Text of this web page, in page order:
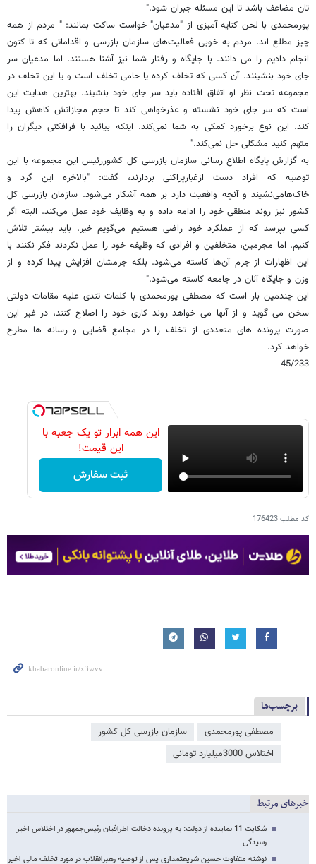
تان مضاعف باشد تا این مسئله جبران شود."
پورمحمدی با لحن کنایه آمیزی از "مدعیان" خواست ساکت بمانند: " مردم از همه
چیز مطلع اند. مردم به خوبی فعالیت‌های سازمان بازرسی و اقداماتی که تا کنون
انجام دادیم را می دانند. با جایگاه و رفتار شما نیز آشنا هستند. اما مدعیان سر
جای خود بنشینند. آن کسی که تخلف کرده یا حامی تخلف است و یا این تخلف در
مجموعه تحت نظر او اتفاق افتاده باید سر جای خود بنشیند. بهترین هدایت این
است که سر جای خود نشسته و عذرخواهی کند تا حجم مجازاتش کاهش پیدا
کند. این نوع برخورد کمکی به شما نمی‌کند. اینکه بیائید با فرافکنی دیگران را
متهم کنید مشکلی حل نمی‌کند."
به گزارش پایگاه اطلاع رسانی سازمان بازرسی کل کشوررئیس این مجموعه با این
توصیه که افراد دست ازغبارپراکنی بردارند، گفت: "بالاخره این گرد و
خاک‌هامی‌نشیند و آنچه واقعیت دارد بر همه آشکار می‌شود. سازمان بازرسی کل
کشور نیز روند منطقی خود را ادامه داده و به وظایف خود عمل می‌کند. البته اگر
کسی بپرسد که از عملکرد خود راضی هستیم می‌گویم خیر. باید بیشتر تلاش
کنیم. اما مجرمین، متخلفین و افرادی که وظیفه خود را عمل نکردند فکر نکنند با
این اظهارات از جرم آن‌ها کاسته می‌شود. بلکه جرمشان افزایش پیدا کرده و از
وزن و جایگاه آنان در جامعه کاسته می‌شود."
این چندمین بار است که مصطفی پورمحمدی با کلمات تندی علیه مقامات دولتی
سخن می گوید و از آنها می خواهد روند کاری خود را اصلاح کنند، در غیر این
صورت پرونده های متعددی از تخلف را در مجامع قضایی و رسانه ها مطرح
خواهد کرد.
45/233
این همه ابزار تو یک جعبه با
این قیمت!
ثبت سفارش
کد مطلب176423
برچسب‌ها
مصطفی پورمحمدی
سازمان بازرسی کل کشور
اختلاس 3000میلیارد تومانی
خبرهای مرتبط
شکایت 11 نماینده از دولت: به پرونده دخالت اطرافیان رئیس‌جمهور در اختلاس اخیر
رسیدگی…
نوشته متفاوت حسین شریعتمداری پس از توصیه رهبرانقلاب در مورد تخلف مالی اخیر